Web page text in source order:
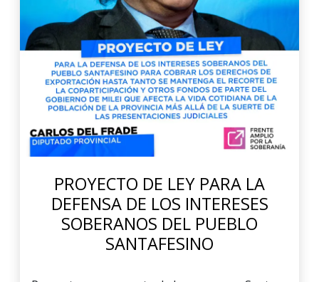
PROYECTO DE LEY PARA LA
DEFENSA DE LOS INTERESES
SOBERANOS DEL PUEBLO
SANTAFESINO